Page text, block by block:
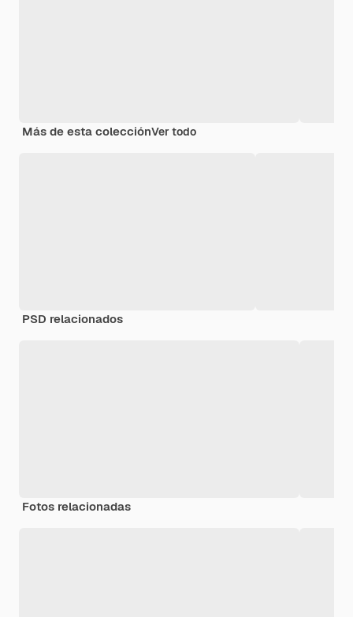
Más de esta colecciónVer todo
PSD relacionados
Fotos relacionadas